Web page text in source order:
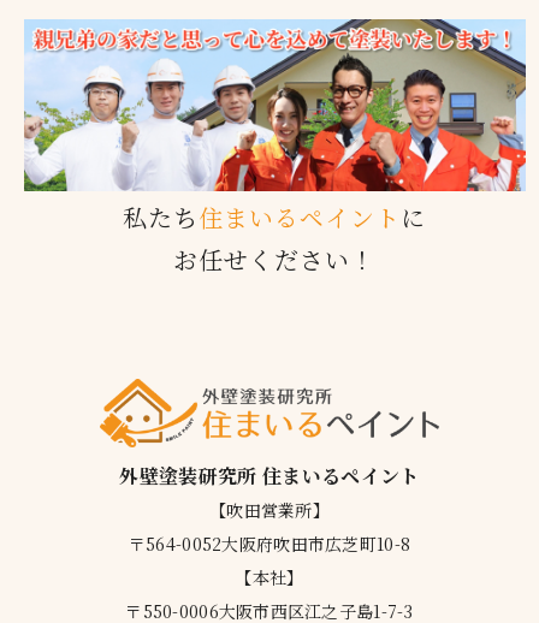
私たち住まいるペイント に
お任せください！
外壁塗装研究所 住まいるペイント
【吹田営業所】
〒564-0052大阪府吹田市広芝町10-8
【本社】
〒550-0006大阪市西区江之子島1-7-3